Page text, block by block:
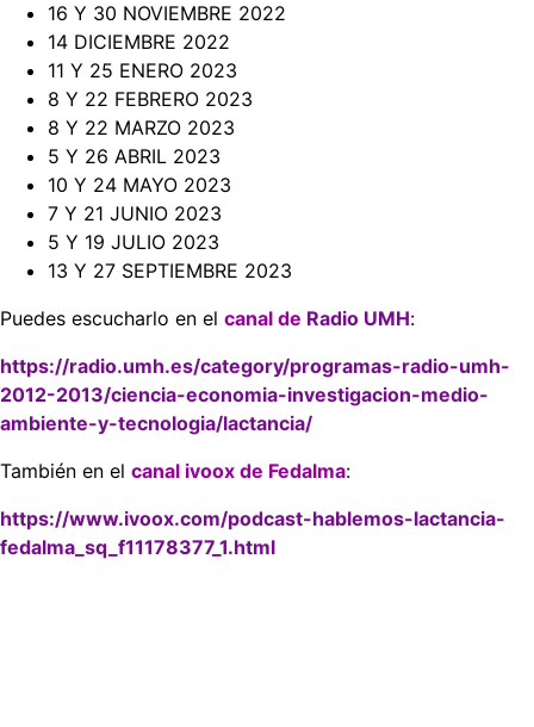
16 Y 30 NOVIEMBRE 2022
14 DICIEMBRE 2022
11 Y 25 ENERO 2023
8 Y 22 FEBRERO 2023
8 Y 22 MARZO 2023
5 Y 26 ABRIL 2023
10 Y 24 MAYO 2023
7 Y 21 JUNIO 2023
5 Y 19 JULIO 2023
13 Y 27 SEPTIEMBRE 2023
Puedes escucharlo en el canal de Radio UMH:
https://radio.umh.es/category/programas-radio-umh-
2012-2013/ciencia-economia-investigacion-medio-
ambiente-y-tecnologia/lactancia/
También en el canal ivoox de Fedalma:
https://www.ivoox.com/podcast-hablemos-lactancia-
fedalma_sq_f11178377_1.html